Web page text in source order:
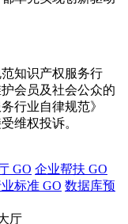
知识产权服务行
会员及社会公众的
行业自律规范》
维权投诉。
GO 企业帮扶 GO
标准 GO 数据库预